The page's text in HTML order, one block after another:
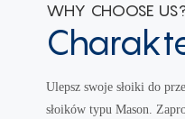
WHY CHOOSE
Ulepsz swoje słoiki do
słoików typu Mason.